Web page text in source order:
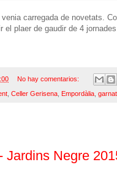
venia carregada de novetats.
el plaer de gaudir de 4
No hay comentarios:
, Celler Gerisena, Empordàlia,
Jardins Negre